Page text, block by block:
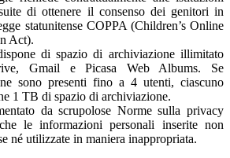
di ottenere il consenso dei genitori in
statunitense COPPA (Children’s Online
Act).
di spazio di archiviazione illimitato
Gmail e Picasa Web Albums. Se
sono presenti fino a 4 utenti, ciascuno
1 TB di spazio di archiviazione.
da scrupolose Norme sulla privacy
le informazioni personali inserite non
né utilizzate in maniera inappropriata.